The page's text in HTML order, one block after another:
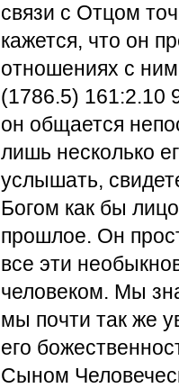
связи с Отцом
кажется, что он
отношениях с
(1786.5) 161:2.10
он общается
лишь несколько
услышать,
Богом как бы
прошлое. Он
все эти
человеком. Мы
мы почти так же
его
Сыном